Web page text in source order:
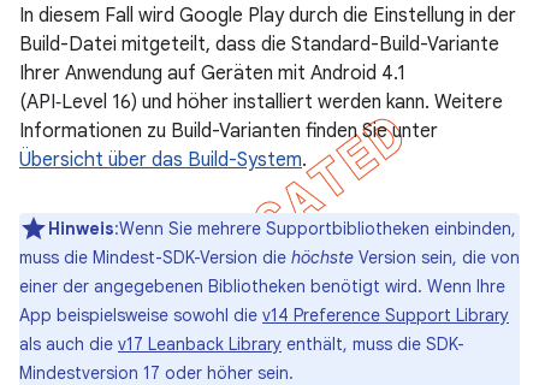
In diesem Fall wird Google Play durch die Einstellung in der
Build-Datei mitgeteilt, dass die Standard-Build-Variante
Ihrer Anwendung auf Geräten mit Android 4.1
(API‑Level 16) und höher installiert werden kann. Weitere
Informationen zu Build-Varianten finden Sie unter
Übersicht über das Build-System.
Hinweis:Wenn Sie mehrere Supportbibliotheken einbinden,
muss die Mindest-SDK-Version die höchste Version sein, die von
einer der angegebenen Bibliotheken benötigt wird. Wenn Ihre
App beispielsweise sowohl die v14 Preference Support Library
als auch die v17 Leanback Library enthält, muss die SDK-
Mindestversion 17 oder höher sein.